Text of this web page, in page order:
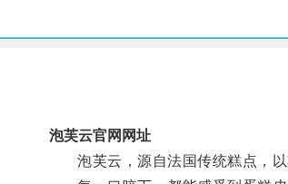
泡芙云官网网址
泡芙云，源自法国传统糕点，以